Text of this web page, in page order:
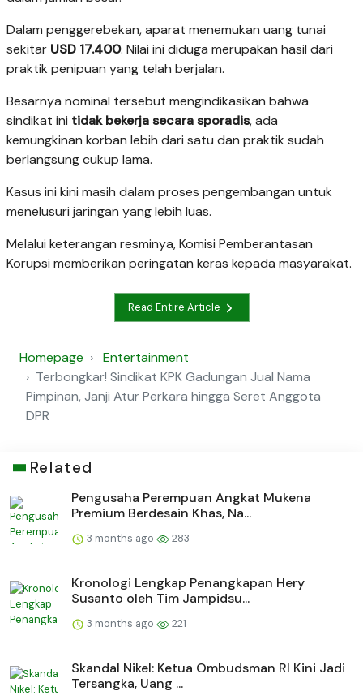
Dalam penggerebekan, aparat menemukan uang tunai
sekitar USD 17.400. Nilai ini diduga merupakan hasil dari
praktik penipuan yang telah berjalan.
Besarnya nominal tersebut mengindikasikan bahwa
sindikat ini tidak bekerja secara sporadis, ada
kemungkinan korban lebih dari satu dan praktik sudah
berlangsung cukup lama.
Kasus ini kini masih dalam proses pengembangan untuk
menelusuri jaringan yang lebih luas.
Melalui keterangan resminya, Komisi Pemberantasan
Korupsi memberikan peringatan keras kepada masyarakat.
Read Entire Article
Homepage
Entertainment
Terbongkar! Sindikat KPK Gadungan Jual Nama
Pimpinan, Janji Atur Perkara hingga Seret Anggota
DPR
Related
Pengusaha Perempuan Angkat Mukena
Premium Berdesain Khas, Na...
3 months ago 283
Kronologi Lengkap Penangkapan Hery
Susanto oleh Tim Jampidsu...
3 months ago 221
Skandal Nikel: Ketua Ombudsman RI Kini Jadi
Tersangka, Uang ...